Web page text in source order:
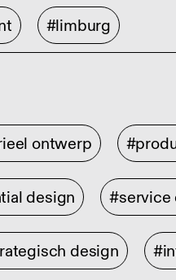
#limburg
ontwerp
design #service
design